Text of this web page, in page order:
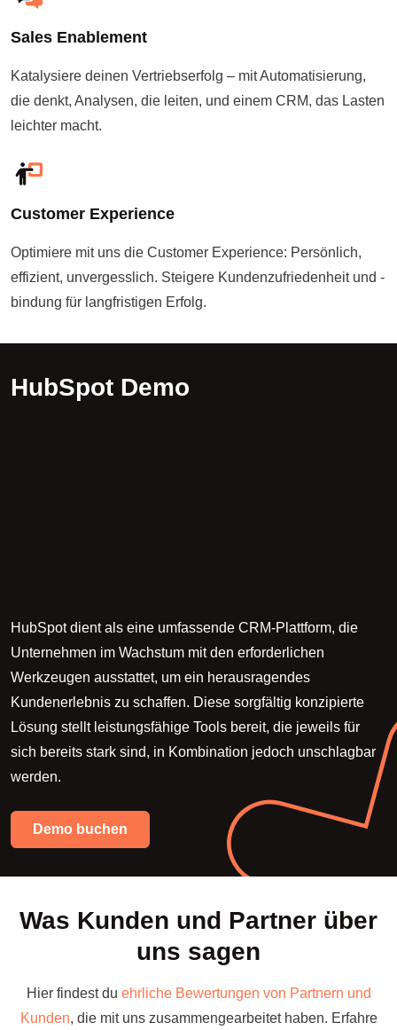
Sales Enablement
Katalysiere deinen Vertriebserfolg – mit Automatisierung,
die denkt, Analysen, die leiten, und einem CRM, das Lasten
leichter macht.
Customer Experience
Optimiere mit uns die Customer Experience: Persönlich,
effizient, unvergesslich. Steigere Kundenzufriedenheit und -
bindung für langfristigen Erfolg.
HubSpot Demo
HubSpot dient als eine umfassende CRM-Plattform, die
Unternehmen im Wachstum mit den erforderlichen
Werkzeugen ausstattet, um ein herausragendes
Kundenerlebnis zu schaffen. Diese sorgfältig konzipierte
Lösung stellt leistungsfähige Tools bereit, die jeweils für
sich bereits stark sind, in Kombination jedoch unschlagbar
werden.
Demo buchen
Was Kunden und Partner über
uns sagen
Hier findest du ehrliche Bewertungen von Partnern und
Kunden, die mit uns zusammengearbeitet haben. Erfahre